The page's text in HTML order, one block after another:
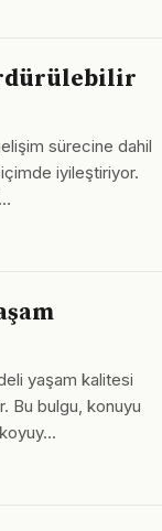
sürecine dahil
iyileştiriyor.
yaşam kalitesi
Bu bulgu, konuyu